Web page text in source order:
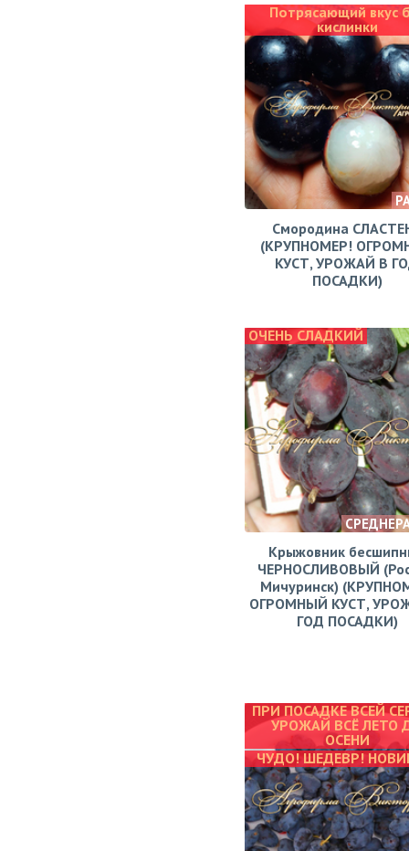
Потрясающий вкус
кислинки
Смородина
(КРУПНОМЕР!
КУСТ, УРОЖАЙ В
ПОСАДКИ)
ОЧЕНЬ СЛАДКИЙ
Крыжовник
ЧЕРНОСЛИВОВЫЙ
Мичуринск)
ОГРОМНЫЙ КУСТ,
ГОД ПОСАДКИ)
ПРИ ПОСАДКЕ ВСЕЙ
УРОЖАЙ ВСЁ ЛЕТО
ОСЕНИ
ЧУДО! ШЕДЕВР!